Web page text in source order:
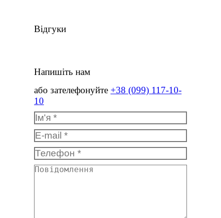
Відгуки
Напишіть нам
або зателефонуйте +38 (099) 117-10-
10
Ім'я *
E-mail *
Телефон *
Повідомлення